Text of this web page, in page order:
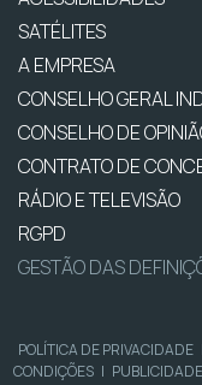
SATÉLITES
A EMPRESA
CONSELHO GERAL
CONSELHO DE
CONTRATO DE
RÁDIO E TELEVISÃO
RGPD
GESTÃO DAS
POLÍTICA DE PRIVACIDADE
CONDIÇÕES | PUBLICIDADE